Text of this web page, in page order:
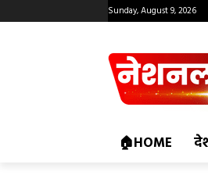
Sunday, August 9, 2026
🏠HOME